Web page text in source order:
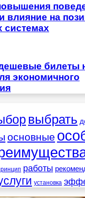
влияние на
системах
билеты
экономичного
выбрать
основные
работы
установка